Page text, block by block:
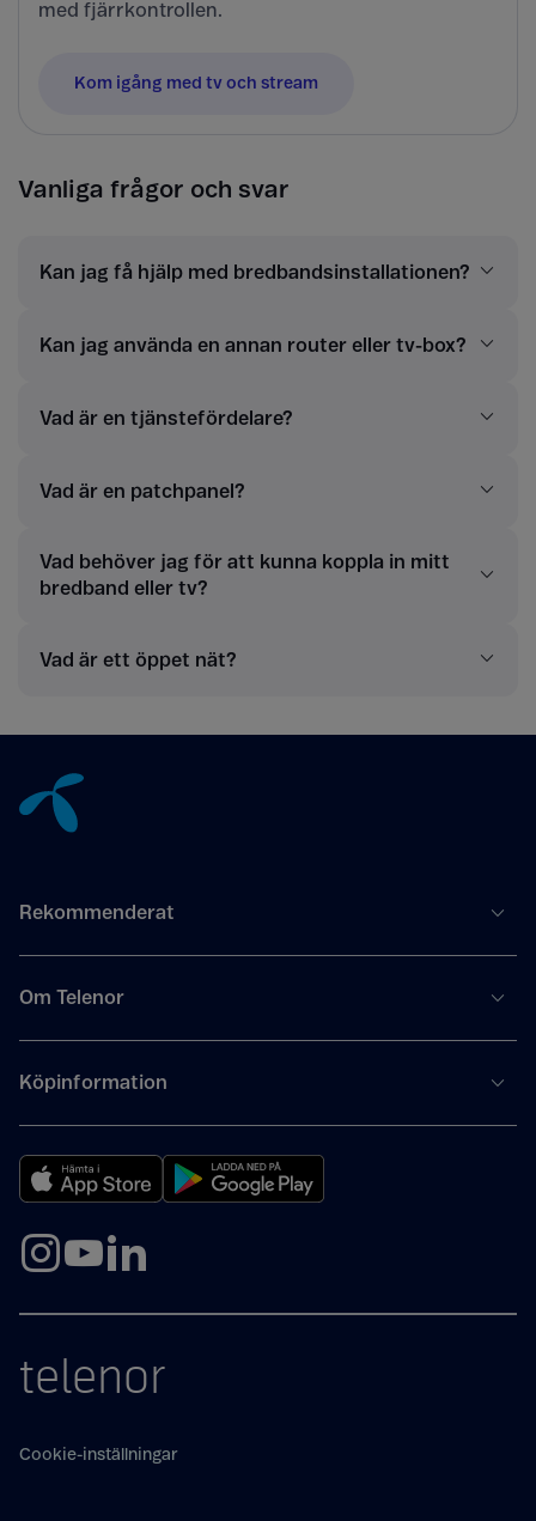
med fjärrkontrollen.
Kom igång med tv och stream
Vanliga frågor och svar
Kan jag få hjälp med bredbandsinstallationen?
Kan jag använda en annan router eller tv-box?
Vad är en tjänstefördelare?
Vad är en patchpanel?
Vad behöver jag för att kunna koppla in mitt
bredband eller tv?
Vad är ett öppet nät?
Rekommenderat
Om Telenor
Köpinformation
telenor
Cookie-inställningar